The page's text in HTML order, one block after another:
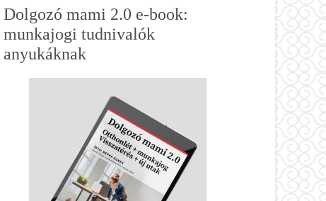
Elsődleges
oldalsáv
Dolgozó mami 2.0 e-book:
munkajogi tudnivalók
anyukáknak